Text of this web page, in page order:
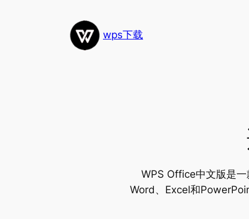
wps下载
WPS Office中文版是
Word、Excel和